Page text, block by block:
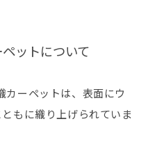
ットについて
ーペットは、表面にウ
もに織り上げられていま